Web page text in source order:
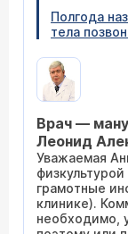
Полгода
тела
привычный
10.02.07
признаки
смещения,
не
М/п диск
высоте
п диска
значимого
Врач —
Леонид
Уважаемая
грамотные
клинике).
необходимо,